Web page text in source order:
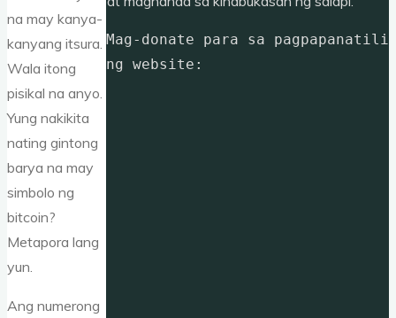
na may kanya-
kanyang itsura.
Wala itong
pisikal na anyo.
Yung nakikita
nating gintong
barya na may
simbolo ng
bitcoin?
Metapora lang
yun.
Ang numerong
Mag-donate para sa pagpapanatili
ng website: